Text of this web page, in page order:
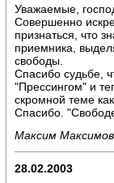
Уважаемые,
Совершенно
признаться, что
приемника,
свободы.
Спасибо судьбе,
"Прессингом" и
скромной теме
Спасибо.
Максим Максимов
28.02.2003